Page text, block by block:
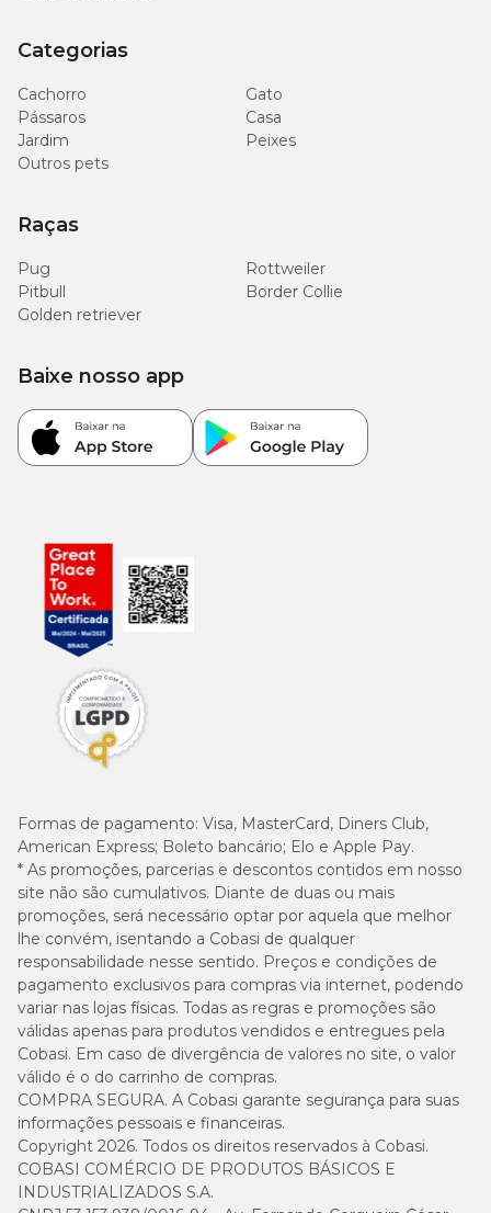
Categorias
Cachorro
Gato
Pássaros
Casa
Jardim
Peixes
Outros pets
Raças
Pug
Rottweiler
Pitbull
Border Collie
Golden retriever
Formas de pagamento: Visa, MasterCard, Diners Club,
American Express; Boleto bancário; Elo e Apple Pay.
* As promoções, parcerias e descontos contidos em nosso
site não são cumulativos. Diante de duas ou mais
promoções, será necessário optar por aquela que melhor
lhe convém, isentando a Cobasi de qualquer
responsabilidade nesse sentido. Preços e condições de
pagamento exclusivos para compras via internet, podendo
variar nas lojas físicas. Todas as regras e promoções são
válidas apenas para produtos vendidos e entregues pela
Cobasi. Em caso de divergência de valores no site, o valor
válido é o do carrinho de compras.
COMPRA SEGURA. A Cobasi garante segurança para suas
informações pessoais e financeiras.
Copyright 2026. Todos os direitos reservados à Cobasi.
COBASI COMÉRCIO DE PRODUTOS BÁSICOS E
INDUSTRIALIZADOS S.A.
Baixe nosso app